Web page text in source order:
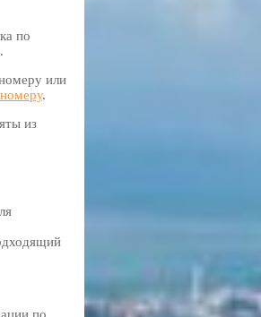
по
или
.
из